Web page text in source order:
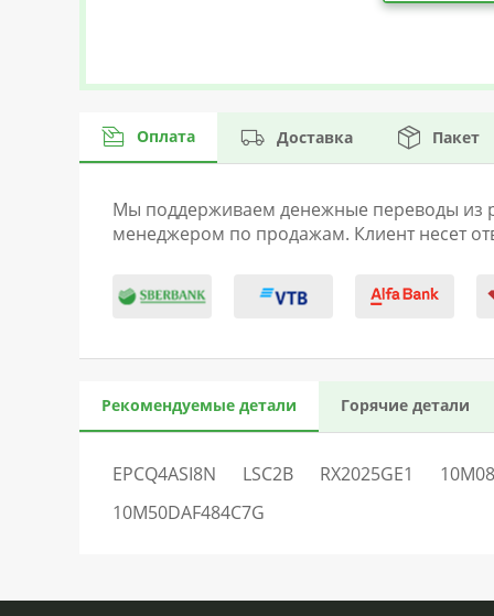
Programmable PLL
Integrated LDO
Оплата Доставка Пакет
Мы поддерживаем денежные переводы из
менеджером по продажам. Клиент несет
Рекомендуемые детали Горячие детали
EPCQ4ASI8N LSC2B RX2025GE1
10M50DAF484C7G